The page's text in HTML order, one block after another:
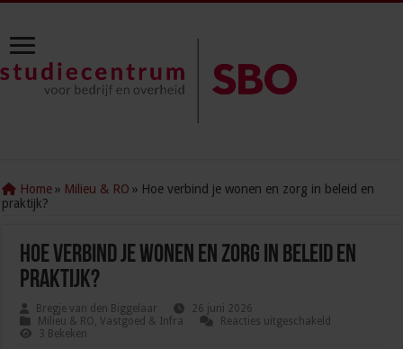
Home » Milieu & RO » Hoe verbind je wonen en zorg in beleid en
praktijk?
Hoe verbind je wonen en zorg in beleid en
praktijk?
Bregje van den Biggelaar
26 juni 2026
Milieu & RO,Vastgoed & Infra Reacties uitgeschakeld
3 Bekeken